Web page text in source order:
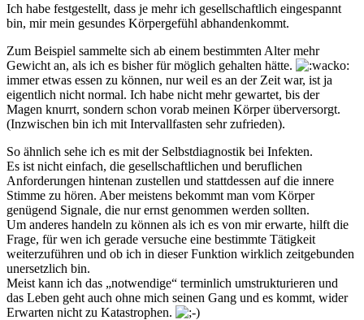
Ich habe festgestellt, dass je mehr ich gesellschaftlich eingespannt
bin, mir mein gesundes Körpergefühl abhandenkommt.
Zum Beispiel sammelte sich ab einem bestimmten Alter mehr
Gewicht an, als ich es bisher für möglich gehalten hätte.
immer etwas essen zu können, nur weil es an der Zeit war, ist ja
eigentlich nicht normal. Ich habe nicht mehr gewartet, bis der
Magen knurrt, sondern schon vorab meinen Körper überversorgt.
(Inzwischen bin ich mit Intervallfasten sehr zufrieden).
So ähnlich sehe ich es mit der Selbstdiagnostik bei Infekten.
Es ist nicht einfach, die gesellschaftlichen und beruflichen
Anforderungen hintenan zustellen und stattdessen auf die innere
Stimme zu hören. Aber meistens bekommt man vom Körper
genügend Signale, die nur ernst genommen werden sollten.
Um anderes handeln zu können als ich es von mir erwarte, hilft die
Frage, für wen ich gerade versuche eine bestimmte Tätigkeit
weiterzuführen und ob ich in dieser Funktion wirklich zeitgebunden
unersetzlich bin.
Meist kann ich das „notwendige“ terminlich umstrukturieren und
das Leben geht auch ohne mich seinen Gang und es kommt, wider
Erwarten nicht zu Katastrophen.